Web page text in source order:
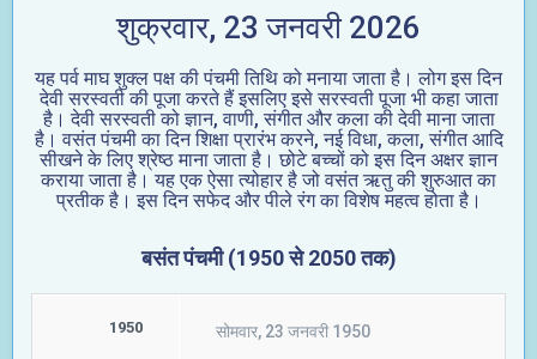
शुक्रवार, 23 जनवरी 2026
यह पर्व माघ शुक्ल पक्ष की पंचमी तिथि को मनाया जाता है। लोग इस दिन
देवी सरस्वती की पूजा करते हैं इसलिए इसे सरस्वती पूजा भी कहा जाता
है। देवी सरस्वती को ज्ञान, वाणी, संगीत और कला की देवी माना जाता
है। वसंत पंचमी का दिन शिक्षा प्रारंभ करने, नई विधा, कला, संगीत आदि
सीखने के लिए श्रेष्ठ माना जाता है। छोटे बच्चों को इस दिन अक्षर ज्ञान
कराया जाता है। यह एक ऐसा त्योहार है जो वसंत ऋतु की शुरुआत का
प्रतीक है। इस दिन सफेद और पीले रंग का विशेष महत्व होता है।
बसंत पंचमी (1950 से 2050 तक)
1950 सोमवार, 23 जनवरी 1950